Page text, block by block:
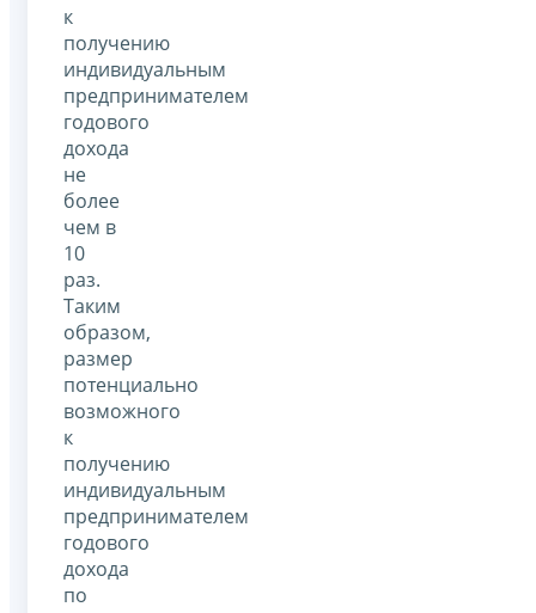
к
получению
индивидуальным
предпринимателем
годового
дохода
не
более
чем в
10
раз.
Таким
образом,
размер
потенциально
возможного
к
получению
индивидуальным
предпринимателем
годового
дохода
по